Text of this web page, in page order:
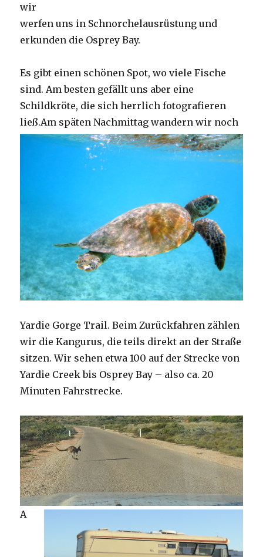
wir
werfen uns in Schnorchelausrüstung und
erkunden die Osprey Bay.
Es gibt einen schönen Spot, wo viele Fische
sind. Am besten gefällt uns aber eine
Schildkröte, die sich herrlich fotografieren
ließ.Am späten Nachmittag wandern wir noch
Yardie Gorge Trail. Beim Zurückfahren zählen
wir die Kangurus, die teils direkt an der Straße
sitzen. Wir sehen etwa 100 auf der Strecke von
Yardie Creek bis Osprey Bay – also ca. 20
Minuten Fahrstrecke.
A